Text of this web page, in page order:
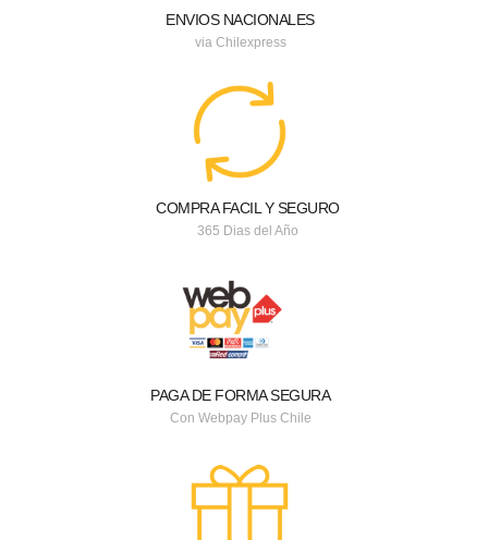
ENVIOS NACIONALES
via Chilexpress
COMPRA FACIL Y SEGURO
365 Dias del Año
PAGA DE FORMA SEGURA
Con Webpay Plus Chile